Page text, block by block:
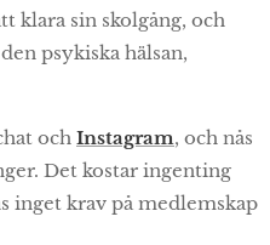
klara sin skolgång, och
psykiska hälsan,
och Instagram, och nås
Det kostar ingenting
inget krav på medlemskap